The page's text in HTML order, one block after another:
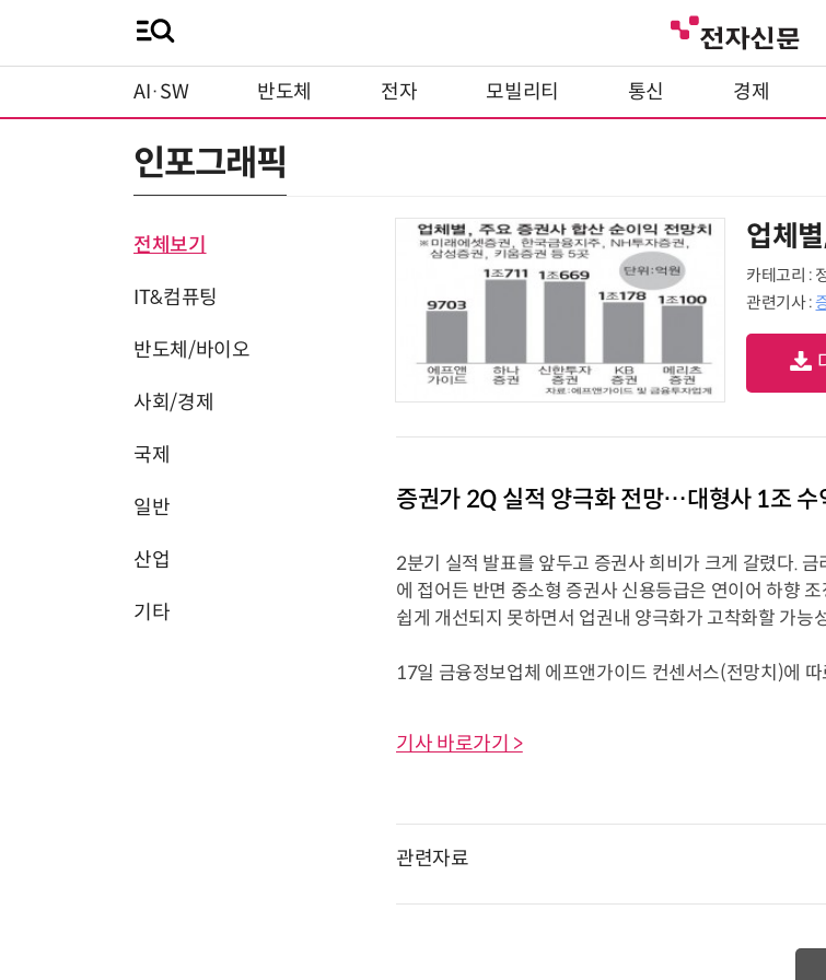
AI·SW 반도체 전자 모빌리티 통신 경제
인포그래픽
전체보기
IT&컴퓨팅
반도체/바이오
사회/경제
국제
일반
산업
기타
업체
카테고리 :
관련기사 :
증권가 2Q 실적 양극화 전망…대형사 1조 수
2분기 실적 발표를 앞두고 증권사 희비가 크게 갈렸다.
에 접어든 반면 중소형 증권사 신용등급은 연이어 하향
쉽게 개선되지 못하면서 업권내 양극화가 고착화할 가능
17일 금융정보업체 에프앤가이드 컨센서스(전망치)에 따
기사 바로가기 >
관련자료